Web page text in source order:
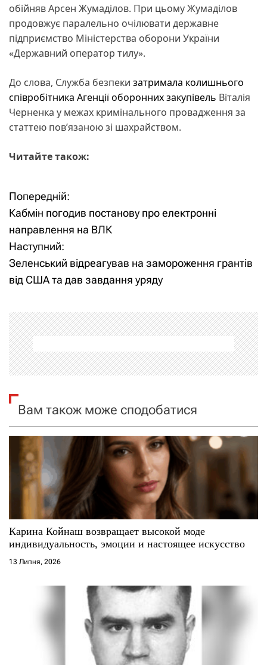
обійняв Арсен Жумаділов. При цьому Жумаділов
продовжує паралельно очілювати державне
підприємство Міністерства оборони України
«Державний оператор тилу».
До слова, Служба безпеки затримала колишнього
співробітника Агенції оборонних закупівель Віталія
Черненка у межах кримінального провадження за
статтею пов’язаною зі шахрайством.
Читайте також:
Н
а
в
і
а
ц
і
я
з
с
і
Попередній:
Кабмін погодив постанову про електронні
направлення на ВЛК
Наступний:
Зеленський відреагував на замороження грантів
від США та дав завдання уряду
Вам також може сподобатися
Карина Койнаш возвращает высокой моде
индивидуальность, эмоции и настоящее искусство
13 Липня, 2026